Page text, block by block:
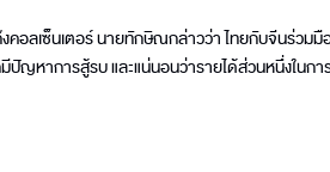
คอลเซ็นเตอร์ นายทักษิณกล่าวว่า ไทยกับจีนร่วม
มีปัญหาการสู้รบ และแน่นอนว่ารายได้ส่วนหนึ่งในก